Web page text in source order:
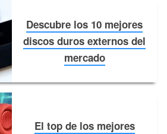
Descubre los 10 mejores
discos duros externos del
mercado￼
El top de los mejores